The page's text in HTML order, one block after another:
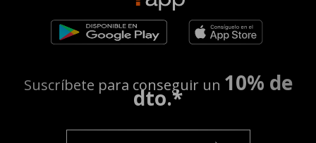
Suscríbete para conseguir un 10% de
dto.*